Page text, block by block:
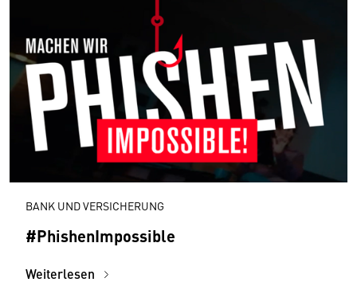
BANK UND VERSICHERUNG
#PhishenImpossible
Weiterlesen